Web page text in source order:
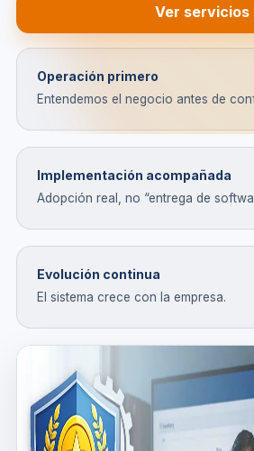
Ver servicios
Operación primero
Entendemos el negocio antes de
Implementación acompañada
Adopción real, no “entrega de
Evolución continua
El sistema crece con la empresa.